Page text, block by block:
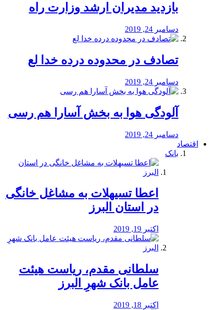
بازدید مدیران ارشد وزارت راه
دسامبر 24, 2019
تصادف در محدوده درده خدا لع
دسامبر 24, 2019
آلودگی هوا به بخش آسارا هم رسی
دسامبر 24, 2019
اقتصاد
بانک
️اعطا تسیهلات به مشاغل خانگی
در استان البرز
اکتبر 19, 2019
سلطانی مقدم، ریاست هیئت
عامل بانک شهرِ البرز
اکتبر 18, 2019